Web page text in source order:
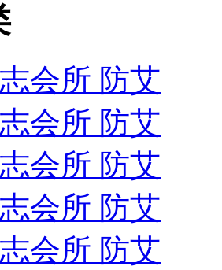
会所 防艾
会所 防艾
志会所 防艾
会所 防艾
会所 防艾